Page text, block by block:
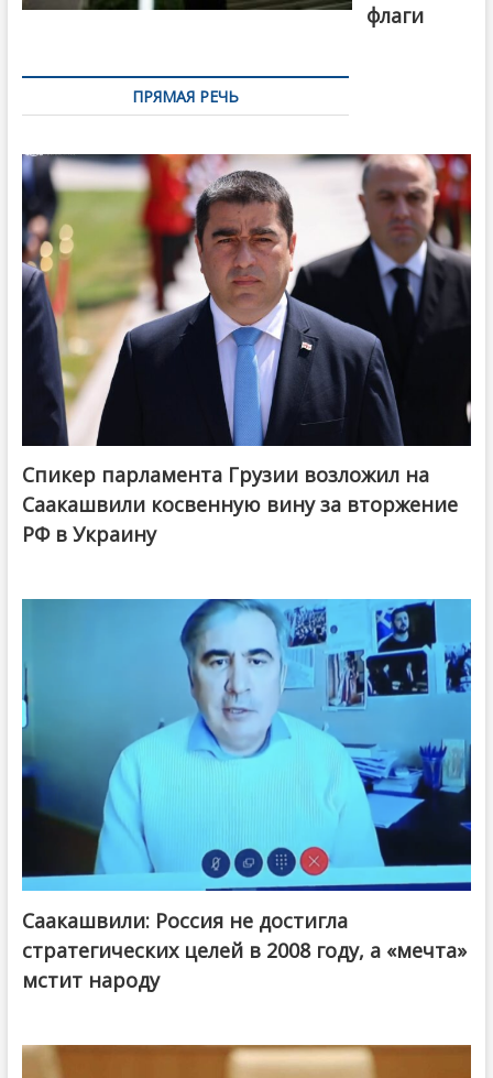
флаги
ПРЯМАЯ РЕЧЬ
Спикер парламента Грузии возложил на
Саакашвили косвенную вину за вторжение
РФ в Украину
Саакашвили: Россия не достигла
стратегических целей в 2008 году, а «мечта»
мстит народу